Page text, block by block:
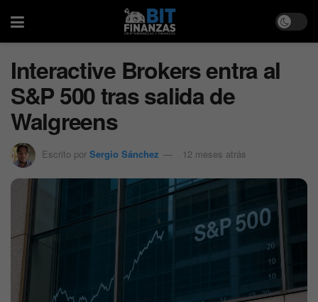
Interactive Brokers entra al
S&P 500 tras salida de
Walgreens
Escrito por Sergio Sánchez 12 meses atrás